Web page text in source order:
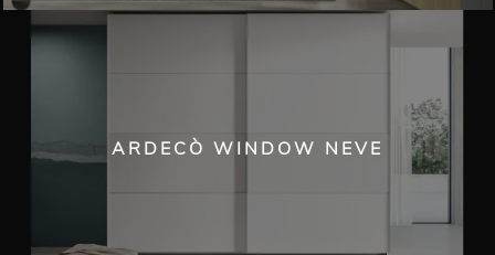
ARDECÒ WINDOW NEVE